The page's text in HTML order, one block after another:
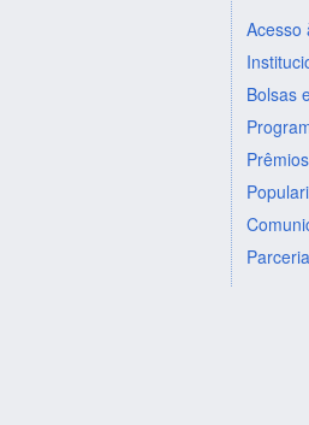
Acesso
Bolsas
Prêmios